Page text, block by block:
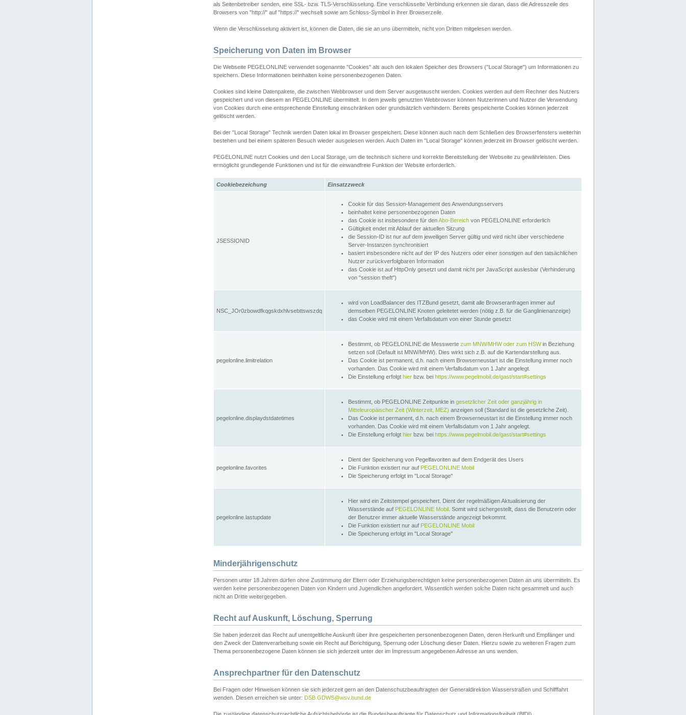
als Seitenbetreiber senden, eine SSL- bzw. TLS-Verschlüsselung. Eine verschlüsselte Verbindung erkennen sie daran, dass die Adresszeile des
Browsers von "http://" auf "https://" wechselt sowie am Schloss-Symbol in ihrer Browserzeile.
Wenn die Verschlüsselung aktiviert ist, können die Daten, die sie an uns übermitteln, nicht von Dritten mitgelesen werden.
Speicherung von Daten im Browser
Die Webseite PEGELONLINE verwendet sogenannte "Cookies" als auch den lokalen Speicher des Browsers ("Local Storage") um Informationen zu
speichern. Diese Informationen beinhalten keine personenbezogenen Daten.
Cookies sind kleine Datenpakete, die zwischen Webbrowser und dem Server ausgetauscht werden. Cookies werden auf dem Rechner des Nutzers
gespeichert und von diesem an PEGELONLINE übermittelt. In dem jeweils genutzten Webbrowser können Nutzerinnen und Nutzer die Verwendung
von Cookies durch eine entsprechende Einstellung einschränken oder grundsätzlich verhindern. Bereits gespeicherte Cookies können jederzeit
gelöscht werden.
Bei der "Local Storage" Technik werden Daten lokal im Browser gespeichert. Diese können auch nach dem Schließen des Browserfensters weiterhin
bestehen und bei einem späteren Besuch wieder ausgelesen werden. Auch Daten im "Local Storage" können jederzeit im Browser gelöscht werden.
PEGELONLINE nutzt Cookies und den Local Storage, um die technisch sichere und korrekte Bereitstellung der Webseite zu gewährleisten. Dies
ermöglicht grundlegende Funktionen und ist für die einwandfreie Funktion der Website erforderlich.
Cookiebezeichung Einsatzzweck
JSESSIONID
Cookie für das Session-Management des Anwendungsservers
beinhaltet keine personenbezogenen Daten
das Cookie ist insbesondere für denAbo-Bereich von PEGELONLINE erforderlich
Gültigkeit endet mit Ablauf der aktuellen Sitzung
die Session-ID ist nur auf dem jeweiligen Server gültig und wird nicht über verschiedene
Server-Instanzen synchronisiert
basiert insbesondere nicht auf der IP des Nutzers oder einer sonstigen auf den tatsächlichen
Nutzer zurückverfolgbaren Information
das Cookie ist auf HttpOnly gesetzt und damit nicht per JavaScript auslesbar (Verhinderung
von "session theft")
NSC_JOr0zbowdfkqgskdxhlvsebttswszdq
wird von LoadBalancer des ITZBund gesetzt, damit alle Browseranfragen immer auf
demselben PEGELONLINE Knoten geleitetet werden (nötig z.B. für die Ganglinienanzeige)
das Cookie wird mit einem Verfallsdatum von einer Stunde gesetzt
pegelonline.limitrelation
Bestimmt, ob PEGELONLINE die Messwerte zum MNW/MHW oder zum HSWin Beziehung
setzen soll (Default ist MNW/MHW). Dies wirkt sich z.B. auf die Kartendarstellung aus.
Das Cookie ist permanent, d.h. nach einem Browserneustart ist die Einstellung immer noch
vorhanden. Das Cookie wird mit einem Verfallsdatum von 1 Jahr angelegt.
Die Einstellung erfolgt hier bzw. bei https://www.pegelmobil.de/gast/start#settings
pegelonline.displaydstdatetimes
Bestimmt, ob PEGELONLINE Zeitpunkte in gesetzlicher Zeit oder ganzjährig in
Mitteleuropäischer Zeit (Winterzeit, MEZ) anzeigen soll (Standard ist die gesetzliche Zeit).
Das Cookie ist permanent, d.h. nach einem Browserneustart ist die Einstellung immer noch
vorhanden. Das Cookie wird mit einem Verfallsdatum von 1 Jahr angelegt.
Die Einstellung erfolgt hier bzw. bei https://www.pegelmobil.de/gast/start#settings
pegelonline.favorites
Dient der Speicherung von Pegelfavoriten auf dem Endgerät des Users
Die Funktion existiert nur auf PEGELONLINE Mobil
Die Speicherung erfolgt im "Local Storage"
pegelonline.lastupdate
Hier wird ein Zeitstempel gespeichert. Dient der regelmäßigen Aktualisierung der
Wasserstände auf PEGELONLINE Mobil . Somit wird sichergestellt, dass die Benutzerin oder
der Benutzer immer aktuelle Wasserstände angezeigt bekommt.
Die Funktion existiert nur auf PEGELONLINE Mobil
Die Speicherung erfolgt im "Local Storage"
Minderjährigenschutz
Personen unter 18 Jahren dürfen ohne Zustimmung der Eltern oder Erziehungsberechtigten keine personenbezogenen Daten an uns übermitteln. Es
werden keine personenbezogenen Daten von Kindern und Jugendlichen angefordert. Wissentlich werden solche Daten nicht gesammelt und auch
nicht an Dritte weitergegeben.
Recht auf Auskunft, Löschung, Sperrung
Sie haben jederzeit das Recht auf unentgeltliche Auskunft über ihre gespeicherten personenbezogenen Daten, deren Herkunft und Empfänger und
den Zweck der Datenverarbeitung sowie ein Recht auf Berichtigung, Sperrung oder Löschung dieser Daten. Hierzu sowie zu weiteren Fragen zum
Thema personenbezogene Daten können sie sich jederzeit unter der im Impressum angegebenen Adresse an uns wenden.
Ansprechpartner für den Datenschutz
Bei Fragen oder Hinweisen können sie sich jederzeit gern an den Datenschutzbeauftragten der Generaldirektion Wasserstraßen und Schifffahrt
wenden. Diesen erreichen sie unter: DSB.GDWS@wsv.bund.de